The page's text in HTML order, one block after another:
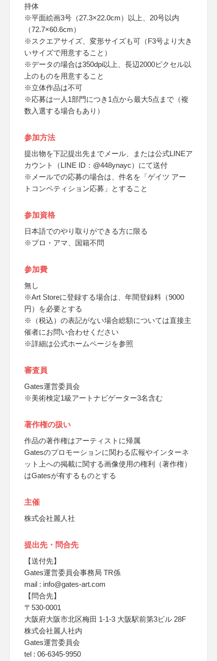
持体
※平面絵画3号（27.3×22.0cm）以上、20号以内
（72.7×60.6cm）
※スクエアサイズ、変形サイズも可（F3号より大き
いサイズで用意すること）
※データの場合は350dpi以上、長辺2000ピクセル以
上のものを用意すること
※立体作品は不可
※応募は一人1部門につき1点から最大5点まで（複
数入選する場合もあり）
参加方法
提出物を下記提出先までメール、または公式LINEア
カウント（LINE ID：@448ynayc）にて送付
※メールでの応募の場合は、件名を「ゲイツ アー
トコンペティション応募」とすること
参加資格
日本語でのやり取りができる方に限る
※プロ・アマ、国籍不問
参加費
無し
※Art Storeに登録する場合は、年間登録料（9000
円）を必要とする
※（税込）の表記がない場合総額については直接主
催者にお問い合わせください
※詳細は公式ホームページを参照
審査員
Gates運営委員会
※美術検定1級アートナビゲーター3名含む
著作権の扱い
作品の著作権はアーティストに帰属
Gatesのプロモーションに関わる広報やインターネ
ット上への掲載に関する画像使用の権利（著作権）
はGatesが有するものとする
主催
株式会社麗人社
提出先・問合先
【送付先】
Gates運営委員会事務局 TR係
mail : info@gates-art.com
【問合先】
〒530-0001
大阪府大阪市北区梅田 1-1-3 大阪駅前第3ビル 28F
株式会社麗人社内
Gates運営委員会
tel : 06-6345-9950